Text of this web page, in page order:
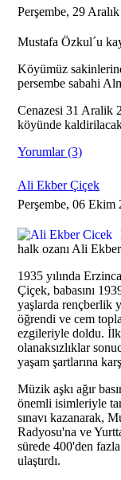
Perşembe, 29
Mustafa Özkul´u
Köyümüz
persembe sabahi
Cenazesi 31 Aralik
köyünde
Yorumlar (3)
Ali Ekber Çiçek
Perşembe, 06 Ekim
halk ozanı Ali
1935 yılında
Çiçek, babasını
yaşlarda rençberlik
öğrendi ve cem
ezgileriyle doldu.
olanaksızlıklar
yaşam şartlarına
Müzik aşkı ağır
önemli isimleriyle
sınavı kazanarak,
Radyosu'na ve
sürede 400'den
ulaştırdı.